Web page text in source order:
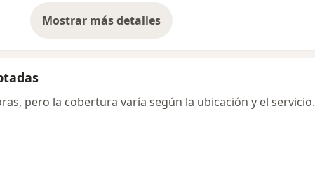
Mostrar más detalles
sobre la dirección
pero la cobertura varía según la ubicación y el servicio.